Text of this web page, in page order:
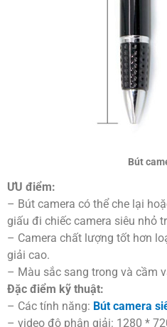
Bút
ƯU điểm:
– Bút camera có thể che lại
giấu đi chiếc camera siêu nhỏ
– Camera chất lượng tốt hơn
giải cao.
– Màu sắc sang trong và cầm
Đặc điểm kỹ thuật:
– Các tính năng: Bút camera
– video độ phân giải: 1280 *